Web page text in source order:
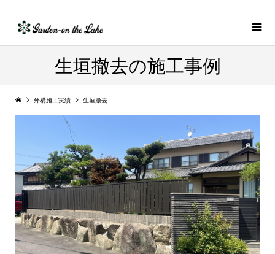
生垣撤去の施工事例
外構施工実績 生垣撤去